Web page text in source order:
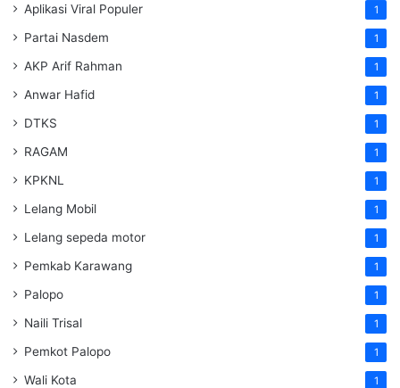
Aplikasi Viral Populer 1
Partai Nasdem 1
AKP Arif Rahman 1
Anwar Hafid 1
DTKS 1
RAGAM 1
KPKNL 1
Lelang Mobil 1
Lelang sepeda motor 1
Pemkab Karawang 1
Palopo 1
Naili Trisal 1
Pemkot Palopo 1
Wali Kota 1